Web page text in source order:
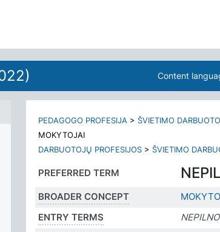
Content
PEDAGOGO PROFESIJA > ŠVIETIMO
MOKYTOJAI
DARBUOTOJŲ PROFESIJOS > ŠVIETIMO
PREFERRED TERM
BROADER CONCEPT
ENTRY TERMS